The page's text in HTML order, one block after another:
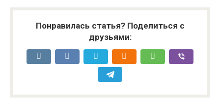
Понравилась статья? Поделиться с
друзьями: